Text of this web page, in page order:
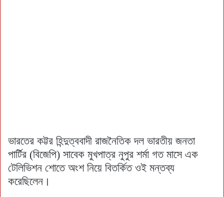
ভারতের কট্টর হিন্দুত্ববাদী রাজনৈতিক দল ভারতীয় জনতা
পার্টির (বিজেপি) সাবেক মুখপাত্র নুপুর শর্মা গত মাসে এক
টেলিভিশন শোতে অংশ নিয়ে বিতর্কিত ওই মন্তব্য
করেছিলেন।